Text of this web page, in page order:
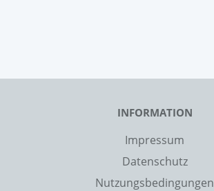
INFORMATION
Impressum
Datenschutz
Nutzungsbedingungen